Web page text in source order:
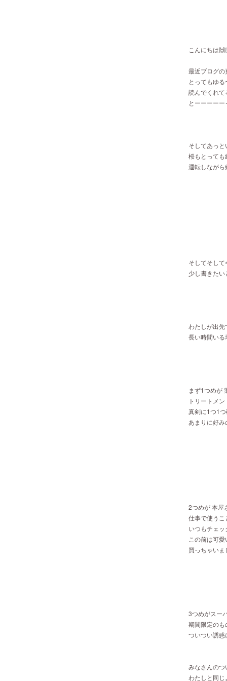
こんにちは
最近ブログ
とってもゆ
読んでくれて
とーーーー
そしてあっ
桜もとっても
運転しながら
そしてそし
少し書きた
わたしが出先
長い時間いる
まず1つめが
トリートメ
真剣に1つ1
あまりに好
2つめが 本屋
仕事で使うこ
いつもチェ
この前は可
買っちゃい
3つめがスー
期間限定のも
ついつい誘
みなさんのつ
わたしと同